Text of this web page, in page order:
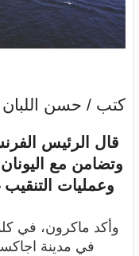
كتب / حسن اللبان
قال الرئيس
وتضامن مع
وعمليات
وأكد ماكرون، في
في مدينة